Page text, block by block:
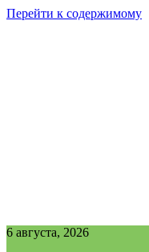
Перейти к содержимому
6 августа, 2026